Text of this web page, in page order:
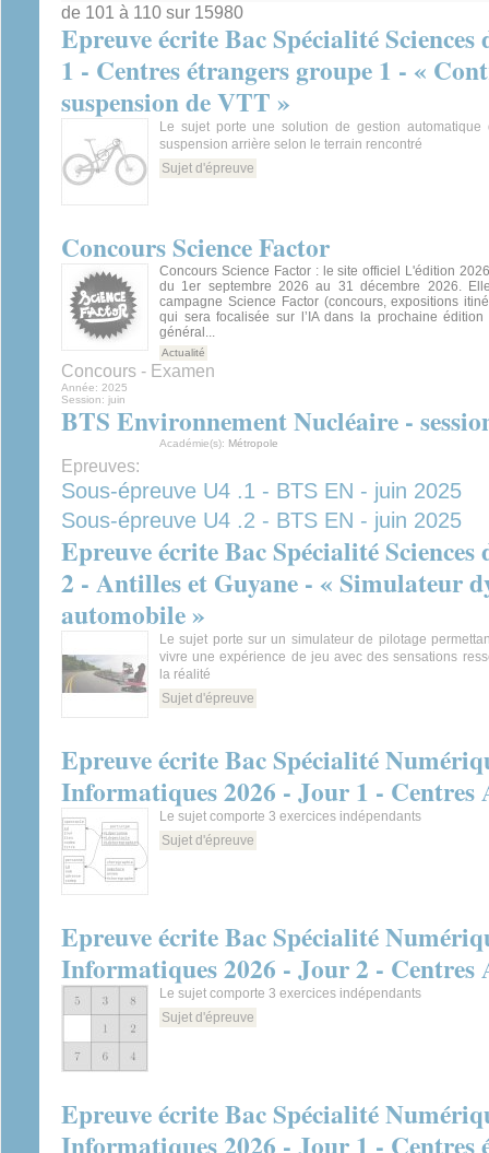
de 101 à 110 sur 15980
Epreuve écrite Bac Spécialité
1 - Centres étrangers groupe 1 - «
suspension de VTT »
Le sujet porte une solution de gestion
suspension arrière selon le terrain rencontré
Sujet d'épreuve
Concours Science Factor
Concours Science Factor : le site officiel L'édition
du 1er septembre 2026 au 31 décembre 2026.
campagne Science Factor (concours, expositions
qui sera focalisée sur l’IA dans la prochaine
général...
Actualité
Concours - Examen
Année: 2025
Session: juin
BTS Environnement Nucléaire -
Académie(s): Métropole
Epreuves:
Sous-épreuve U4 .1 - BTS EN - juin 2025
Sous-épreuve U4 .2 - BTS EN - juin 2025
Epreuve écrite Bac Spécialité
2 - Antilles et Guyane - « Simulateur
automobile »
Le sujet porte sur un simulateur de pilotage
vivre une expérience de jeu avec des sensations
la réalité
Sujet d'épreuve
Epreuve écrite Bac Spécialité
Informatiques 2026 - Jour 1 - Centres
Le sujet comporte 3 exercices indépendants
Sujet d'épreuve
Epreuve écrite Bac Spécialité
Informatiques 2026 - Jour 2 - Centres
Le sujet comporte 3 exercices indépendants
Sujet d'épreuve
Epreuve écrite Bac Spécialité
Informatiques 2026 - Jour 1 - Centres